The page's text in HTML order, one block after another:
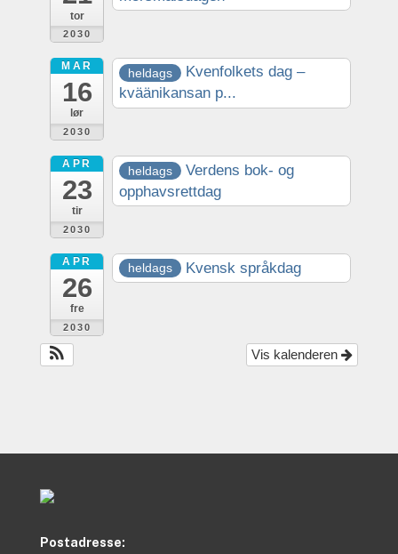
tor
2030
MAR
16
lør
2030
heldags
Kvenfolkets dag –
kväänikansan p...
APR
23
tir
2030
heldags
Verdens bok- og
opphavsrettdag
APR
26
fre
2030
heldags Kvensk språkdag
Vis kalenderen
Postadresse: